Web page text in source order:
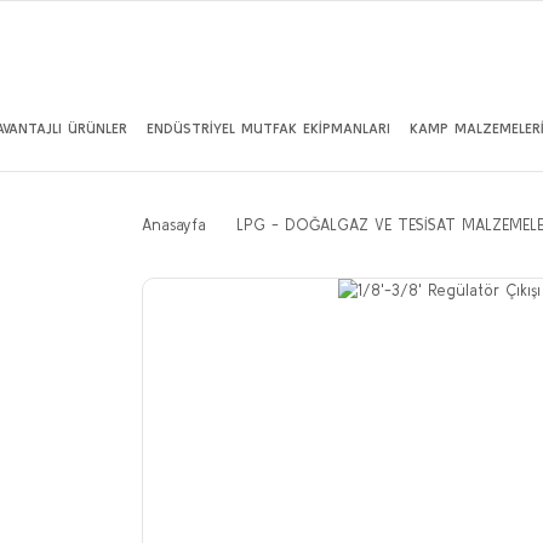
ÜRÜNLER ENDÜSTRİYEL MUTFAK EKİPMANLARI KAMP MALZEMELERİ
Anasayfa LPG - DOĞALGAZ VE TESİSAT